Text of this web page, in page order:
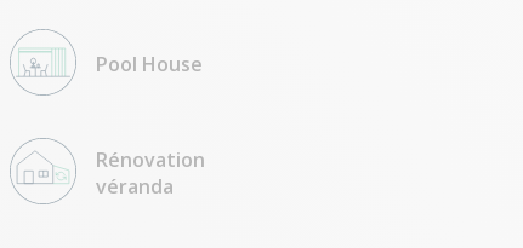
Pool House
Rénovation
véranda